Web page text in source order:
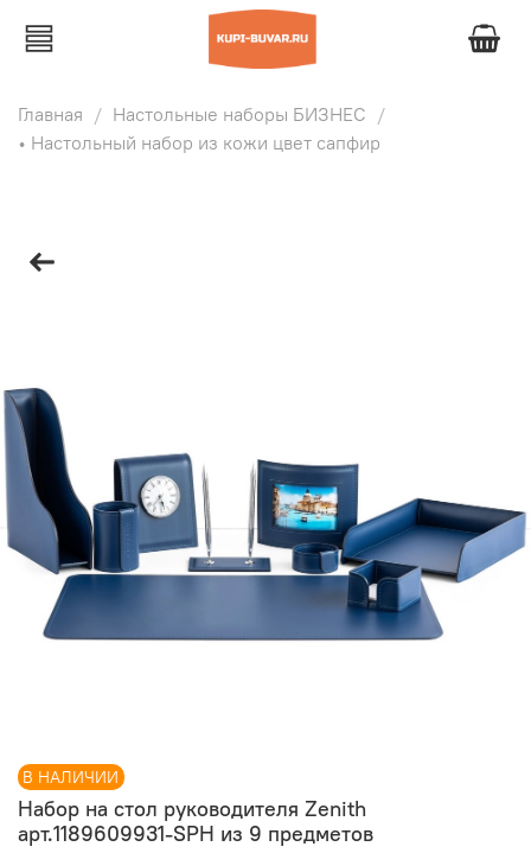
Главная
Настольные наборы БИЗНЕС
• Настольный набор из кожи цвет сапфир
В НАЛИЧИИ
Набор на стол руководителя Zenith
арт.1189609931-SPH из 9 предметов